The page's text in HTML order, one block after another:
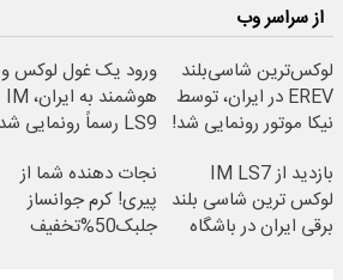
از سراسر وب
لوکس‌ترین شاسی‌بلند
EREV در ایران، توسط
نیکا موتور رونمایی شد!
ورود یک غول لوکس و
هوشمند به ایران، IM
LS9 رسماً رونمایی شد
بازدید از IM LS7
لوکس ترین شاسی بلند
برقی ایران در باشگاه
نجات دهنده شما از
پیری! کرم جوانساز
جلبک50%تخفیف